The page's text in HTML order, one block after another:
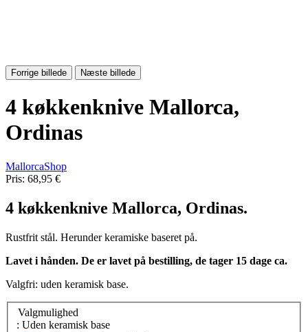
Forrige billede Næste billede
4 køkkenknive Mallorca,
Ordinas
MallorcaShop
Pris: 68,95 €
4 køkkenknive Mallorca, Ordinas.
Rustfrit stål. Herunder keramiske baseret på.
Lavet i hånden. De er lavet på bestilling, de tager 15 dage ca.
Valgfri: uden keramisk base.
Valgmulighed
: Uden keramisk base